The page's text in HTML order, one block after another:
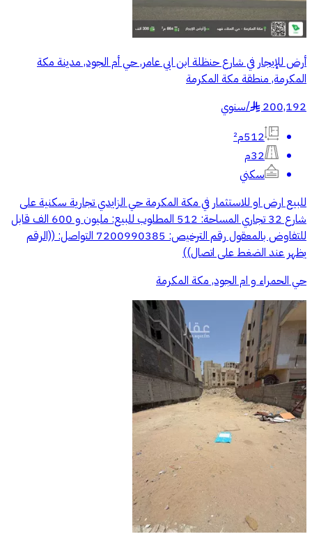
أرض للإيجار في شارع حنظلة ابن ابي عامر, حي أم الجود, مدينة مكة
المكرمة, منطقة مكة المكرمة
200,192
§
/سنوي
512م²
32م
سكني
للبيع ارض او للاستثمار في مكة المكرمة حي الزايدي تجارية سكنية على
شارع 32 تجاري المساحة: 512 المطلوب للبيع: مليون و 600 الف قابل
للتفاوض بالمعقول رقم الترخيص: 7200990385 التواصل: ((الرقم
يظهر عند الضغط على اتصال))
حي الحمراء و ام الجود, مكة المكرمة